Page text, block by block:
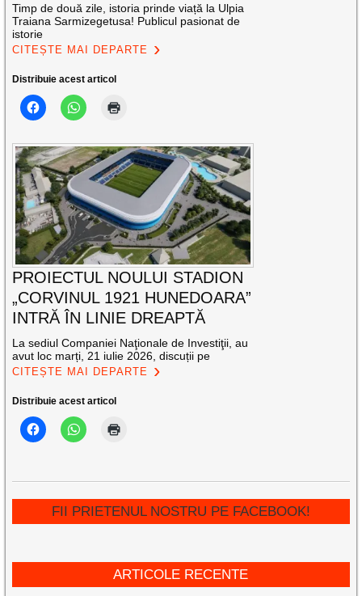
Timp de două zile, istoria prinde viață la Ulpia
Traiana Sarmizegetusa! Publicul pasionat de
istorie
CITEȘTE MAI DEPARTE
Distribuie acest articol
PROIECTUL NOULUI STADION
„CORVINUL 1921 HUNEDOARA”
INTRĂ ÎN LINIE DREAPTĂ
La sediul Companiei Naţionale de Investiţii, au
avut loc marți, 21 iulie 2026, discuții pe
CITEȘTE MAI DEPARTE
Distribuie acest articol
FII PRIETENUL NOSTRU PE FACEBOOK!
ARTICOLE RECENTE